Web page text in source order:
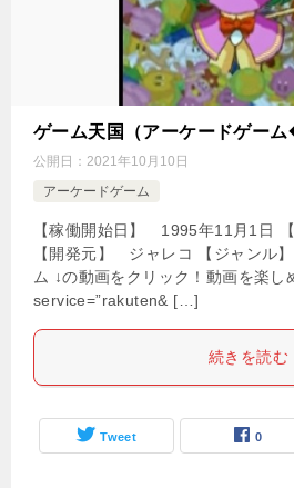
ゲーム天国（アーケードゲーム
公開日： 2021年10月10日
アーケードゲーム
【稼働開始日】 1995年11月1日
【開発元】 ジャレコ 【ジャンル
ム ↓の動画をクリック！動画を楽し
service=”rakuten& […]
続きを読む
Tweet 0